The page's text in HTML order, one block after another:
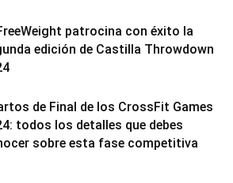
patrocina con éxito la
edición de Castilla Throwdown
de Final de los CrossFit Games
todos los detalles que debes
sobre esta fase competitiva